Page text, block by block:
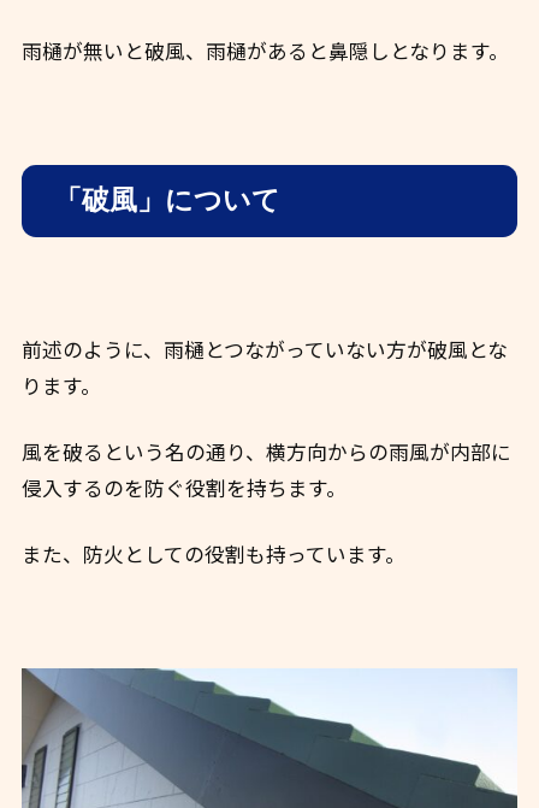
雨樋が無いと破風、雨樋があると鼻隠しとなります。
「破風」について
前述のように、雨樋とつながっていない方が破風とな
ります。
風を破るという名の通り、横方向からの雨風が内部に
侵入するのを防ぐ役割を持ちます。
また、防火としての役割も持っています。